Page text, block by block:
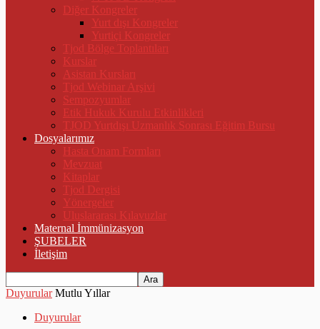
Diğer Kongreler
Yurt dışı Kongreler
Yurtiçi Kongreler
Tjod Bölge Toplantıları
Kurslar
Asistan Kursları
Tjod Webinar Arşivi
Sempozyumlar
Etik Hukuk Kurulu Etkinlikleri
TJOD Yurtdışı Uzmanlık Sonrası Eğitim Bursu
Dosyalarımız
Hasta Onam Formları
Mevzuat
Kitaplar
Tjod Dergisi
Yönergeler
Uluslararası Kılavuzlar
Maternal İmmünizasyon
ŞUBELER
İletişim
Duyurular Mutlu Yıllar
Duyurular